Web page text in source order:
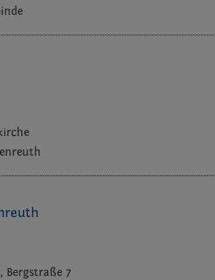
Bergstraße 7